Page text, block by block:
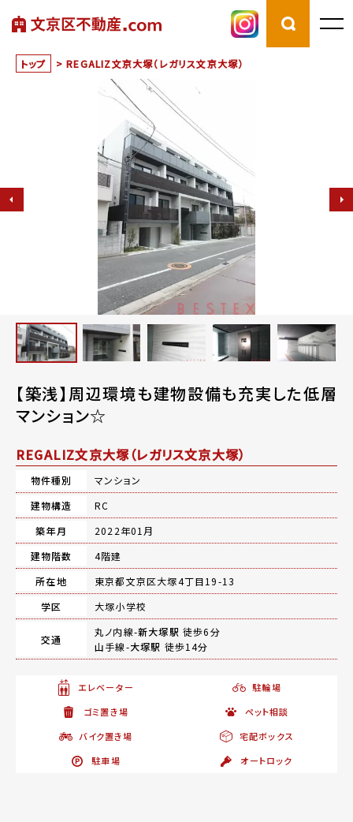
トップ > REGALIZ文京大塚（レガリス文京大塚）
【築浅】周辺環境も建物設備も充実した低層
マンション☆
REGALIZ文京大塚（レガリス文京大塚）
物件種別
マンション
建物構造
RC
築年月
2022年01月
建物階数
4階建
所在地
東京都文京区大塚4丁目19-13
学区
大塚小学校
交通
丸ノ内線-新大塚駅 徒歩6分
山手線-大塚駅 徒歩14分
エレベーター
駐輪場
ゴミ置き場
ペット相談
バイク置き場
宅配ボックス
駐車場
オートロック